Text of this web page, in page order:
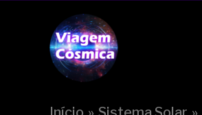
conteúdo